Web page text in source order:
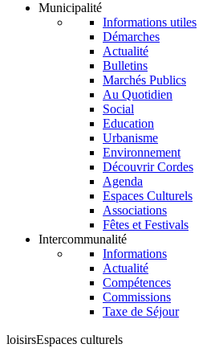
Municipalité
Informations utiles
Démarches
Actualité
Bulletins
Marchés Publics
Au Quotidien
Social
Education
Urbanisme
Environnement
Découvrir Cordes
Agenda
Espaces Culturels
Associations
Fêtes et Festivals
Intercommunalité
Informations
Actualité
Compétences
Commissions
Taxe de Séjour
loisirsEspaces culturels